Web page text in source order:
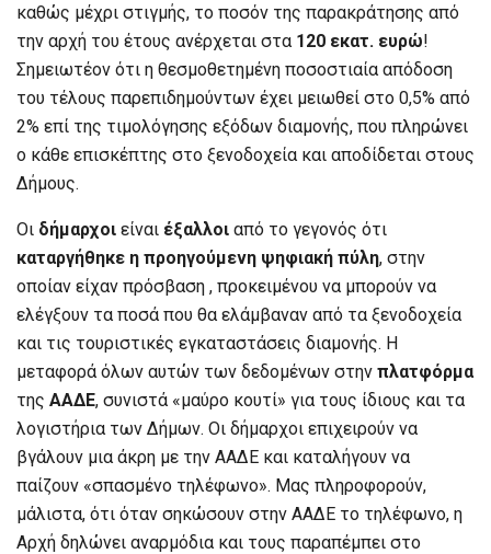
καθώς μέχρι στιγμής, το ποσόν της παρακράτησης από
την αρχή του έτους ανέρχεται στα 120 εκατ. ευρώ!
Σημειωτέον ότι η θεσμοθετημένη ποσοστιαία απόδοση
του τέλους παρεπιδημούντων έχει μειωθεί στο 0,5% από
2% επί της τιμολόγησης εξόδων διαμονής, που πληρώνει
ο κάθε επισκέπτης στο ξενοδοχεία και αποδίδεται στους
Δήμους.
Οι δήμαρχοι είναι έξαλλοι από το γεγονός ότι
καταργήθηκε η προηγούμενη ψηφιακή πύλη, στην
οποίαν είχαν πρόσβαση , προκειμένου να μπορούν να
ελέγξουν τα ποσά που θα ελάμβαναν από τα ξενοδοχεία
και τις τουριστικές εγκαταστάσεις διαμονής. Η
μεταφορά όλων αυτών των δεδομένων στην πλατφόρμα
της ΑΑΔΕ, συνιστά «μαύρο κουτί» για τους ίδιους και τα
λογιστήρια των Δήμων. Οι δήμαρχοι επιχειρούν να
βγάλουν μια άκρη με την ΑΑΔΕ και καταλήγουν να
παίζουν «σπασμένο τηλέφωνο». Μας πληροφορούν,
μάλιστα, ότι όταν σηκώσουν στην ΑΑΔΕ το τηλέφωνο, η
Αρχή δηλώνει αναρμόδια και τους παραπέμπει στο